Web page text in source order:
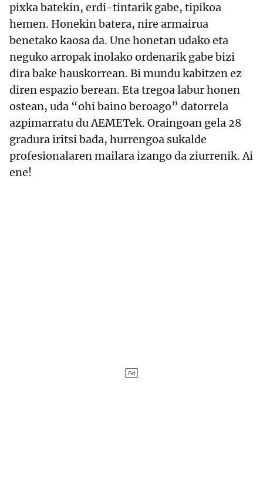
pixka batekin, erdi-tintarik gabe, tipikoa
hemen. Honekin batera, nire armairua
benetako kaosa da. Une honetan udako eta
neguko arropak inolako ordenarik gabe bizi
dira bake hauskorrean. Bi mundu kabitzen ez
diren espazio berean. Eta tregoa labur honen
ostean, uda “ohi baino beroago” datorrela
azpimarratu du AEMETek. Oraingoan gela 28
gradura iritsi bada, hurrengoa sukalde
profesionalaren mailara izango da ziurrenik. Ai
ene!